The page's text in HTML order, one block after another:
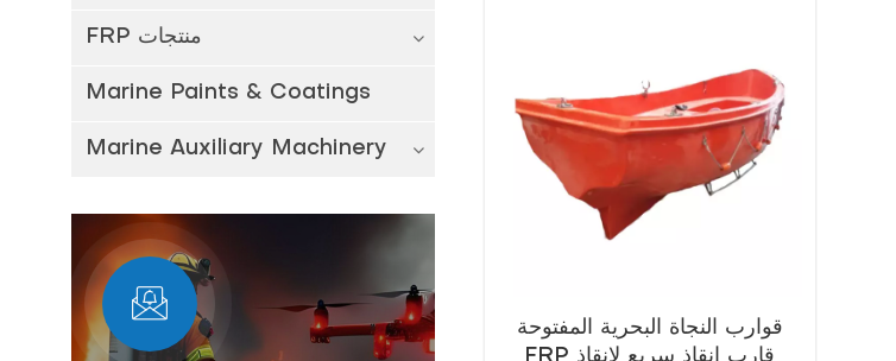
FRP منتجات
Marine Paints & Coatings
Marine Auxiliary Machinery
قوارب النجاة البحرية المفتوحة